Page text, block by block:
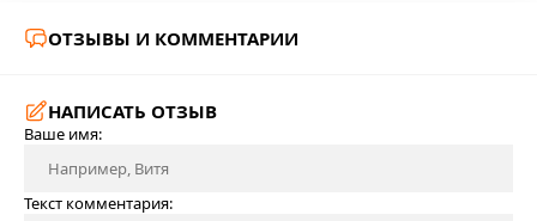
ОТЗЫВЫ И КОММЕНТАРИИ
НАПИСАТЬ ОТЗЫВ
Ваше имя:
Текст комментария: